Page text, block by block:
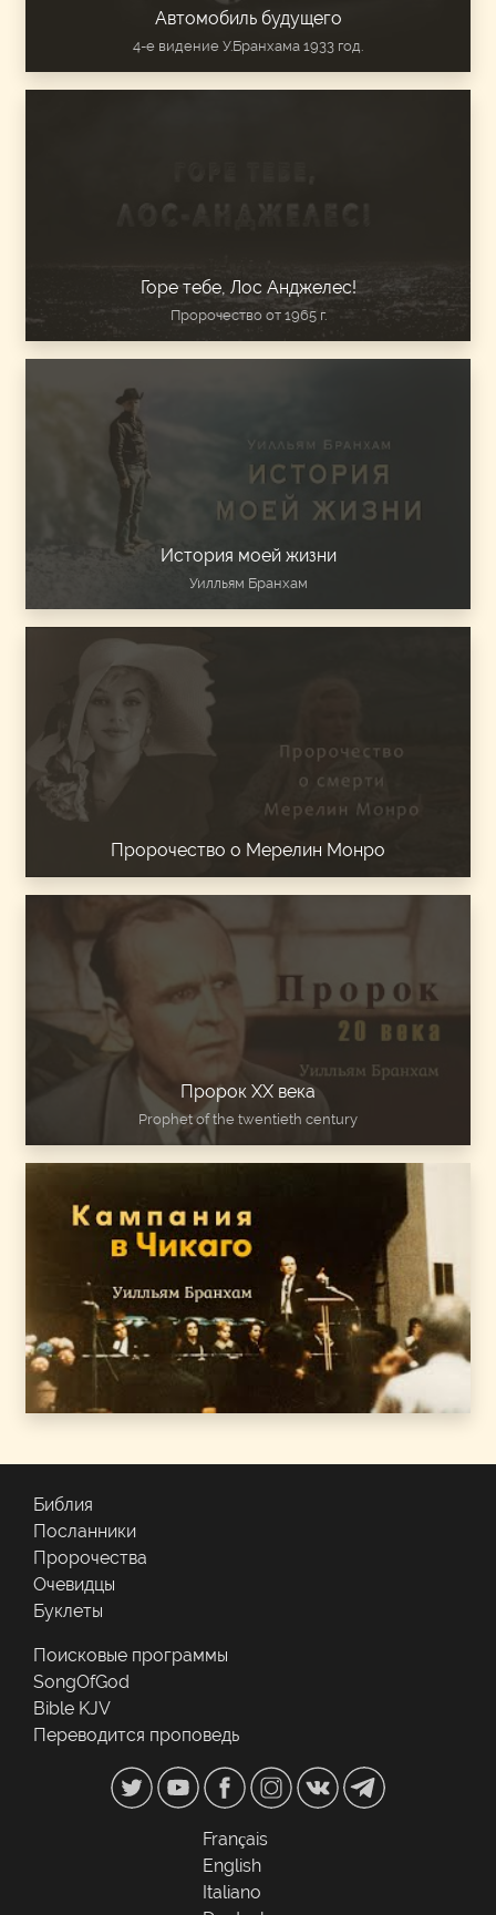
Автомобиль будущего
4-е видение У.Бранхама 1933 год.
Горе тебе, Лос Анджелес!
Пророчество от 1965 г.
История моей жизни
Уилльям Бранхам
Пророчество о Мерелин Монро
Пророк ХХ века
Prophet of the twentieth century
The Chicago Campaign
Библия
Посланники
Пророчества
Очевидцы
Буклеты
Поисковые программы
SongOfGod
Bible KJV
Переводится проповедь
Français
English
Italiano